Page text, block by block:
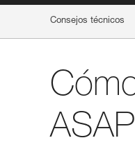
Consejos técnicos